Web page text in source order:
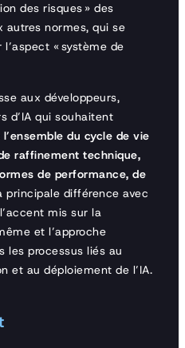
des risques » des
autres normes, qui se
« système de
aux développeurs,
d’IA qui souhaitent
du cycle de vie
raffinement technique,
de performance, de
principale différence avec
mis sur la
et l’approche
les processus liés au
et au déploiement de l’IA.